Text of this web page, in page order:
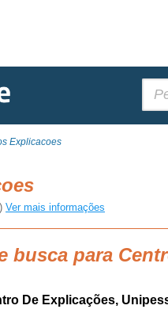
Explicacoes
Ver mais informações
busca para
De Explicações,